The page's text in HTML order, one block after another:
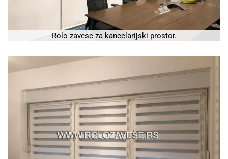
Rolo zavese za kancelarijski prostor.